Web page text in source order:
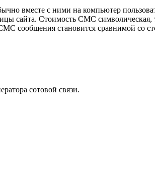
вместе с ними на компьютер
сайта. Стоимость СМС символическая,
сообщения становится сравнимой со
сотовой связи.